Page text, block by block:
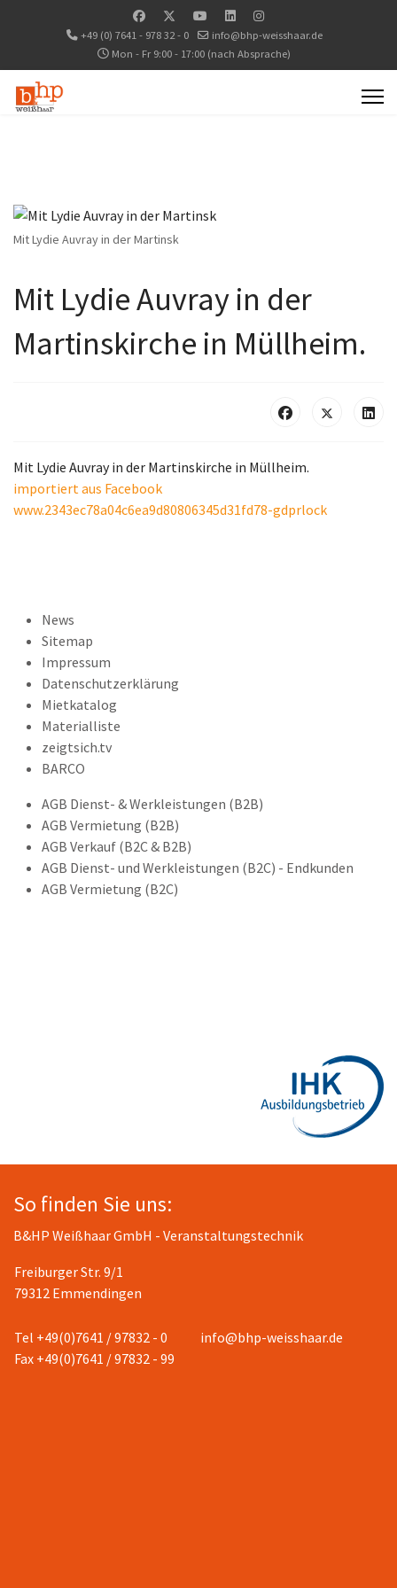
+49 (0) 7641 - 978 32 - 0
info@bhp-weisshaar.de
Mon - Fr 9:00 - 17:00 (nach Absprache)
Mit Lydie Auvray in der Martinsk
Mit Lydie Auvray in der
Martinskirche in Müllheim.
Mit Lydie Auvray in der Martinskirche in Müllheim.
importiert aus Facebook
www.2343ec78a04c6ea9d80806345d31fd78-gdprlock
News
Sitemap
Impressum
Datenschutzerklärung
Mietkatalog
Materialliste
zeigtsich.tv
BARCO
AGB Dienst- & Werkleistungen (B2B)
AGB Vermietung (B2B)
AGB Verkauf (B2C & B2B)
AGB Dienst- und Werkleistungen (B2C) - Endkunden
AGB Vermietung (B2C)
So finden Sie uns:
B&HP Weißhaar GmbH - Veranstaltungstechnik
Freiburger Str. 9/1
79312 Emmendingen
Tel +49(0)7641 / 97832 - 0
Fax +49(0)7641 / 97832 - 99
info@bhp-weisshaar.de